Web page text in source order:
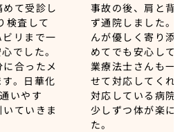
て受診し
検査して
リまで一
でした。
合ったメ
。日華化
いやす
ていきま
事故の後、肩と背
ず通院しました。
んが優しく寄り添
めてでも安心して
業療法士さんも一
せて対応してくれ
対応している病院
少しずつ体が楽に
た。